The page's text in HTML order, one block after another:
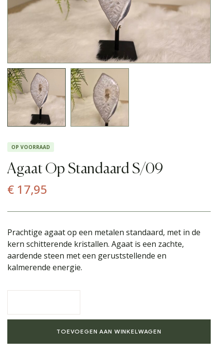
OP VOORRAAD
Agaat Op Standaard S/09
€ 17,95
Prachtige agaat op een metalen standaard, met in de
kern schitterende kristallen. Agaat is een zachte,
aardende steen met een geruststellende en
kalmerende energie.
TOEVOEGEN AAN WINKELWAGEN